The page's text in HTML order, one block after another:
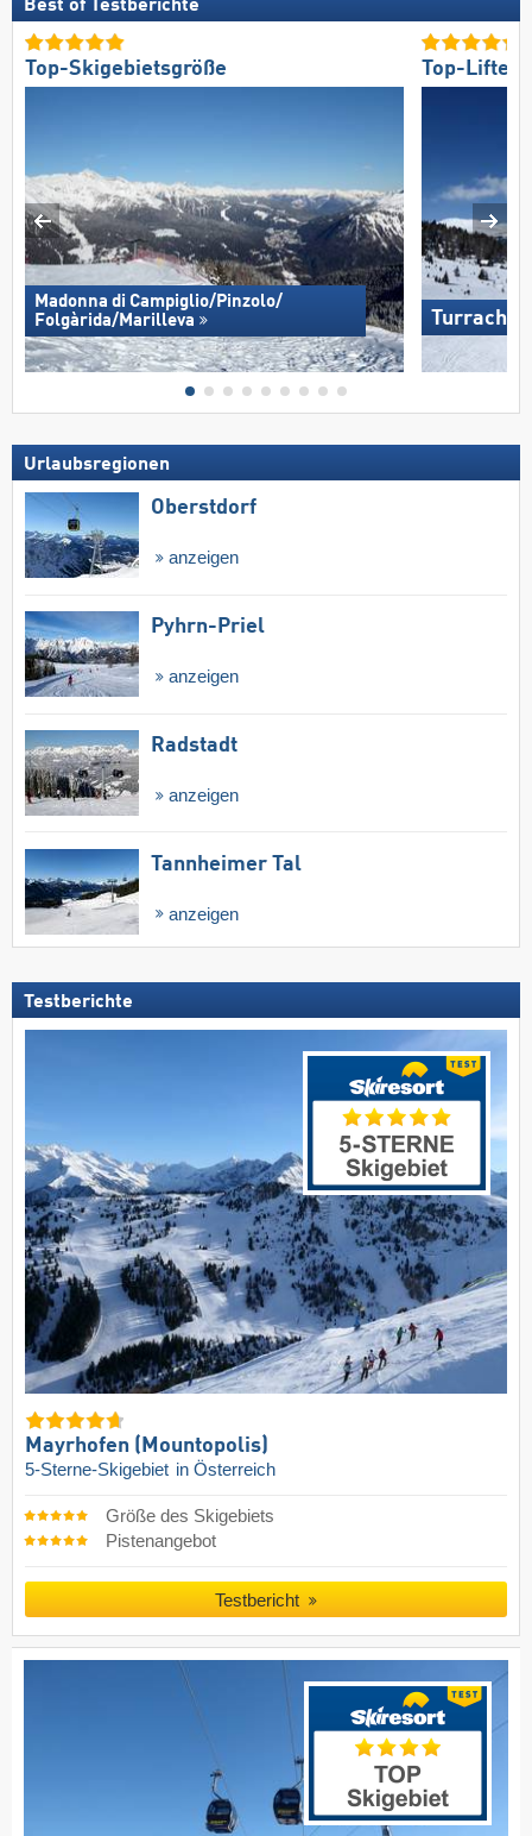
Best of Testberichte
Top-Skigebietsgröße
Madonna di Campiglio/​Pinzolo/​
Folgàrida/​Marilleva
Top-Lifte/
Urlaubsregionen
Oberstdorf
anzeigen
Pyhrn-Priel
anzeigen
Radstadt
anzeigen
Tannheimer Tal
anzeigen
Testberichte
Mayrhofen (Mountopolis)
5-Sterne-Skigebiet in Österreich
Größe des Skigebiets
Pistenangebot
Testbericht